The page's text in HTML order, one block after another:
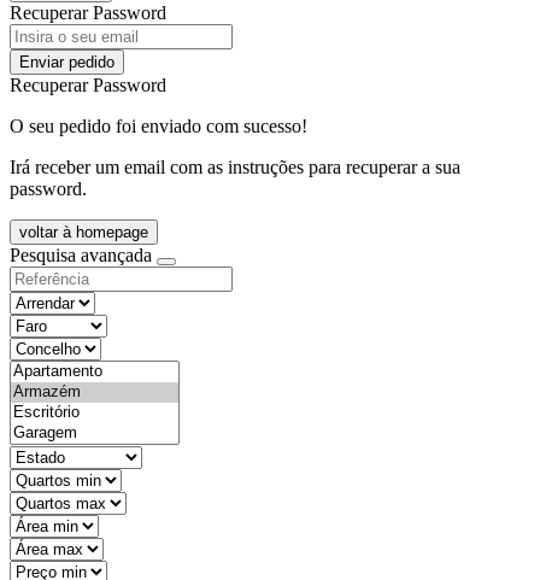
Recuperar Password
Enviar pedido
Recuperar Password
O seu pedido foi enviado com sucesso!
Irá receber um email com as instruções para recuperar a sua
password.
voltar à homepage
Pesquisa avançada
objective
districtId
countyId
types
state
mintypo
maxtypo
minarea
maxarea
minprice